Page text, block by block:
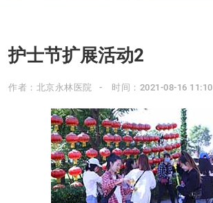
护士节扩展活动2
作者：北京永林医院 时间：2021-08-16 11:10